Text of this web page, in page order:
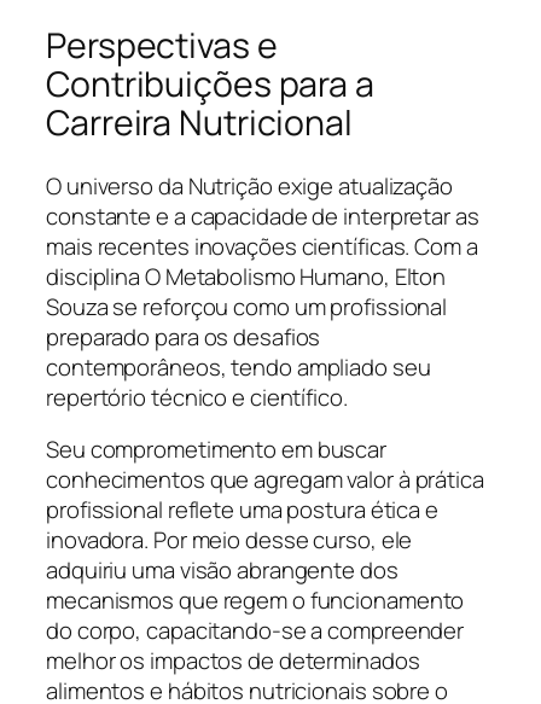
Perspectivas e
Contribuições para a
Carreira Nutricional
O universo da Nutrição exige atualização
constante e a capacidade de interpretar as
mais recentes inovações científicas. Com a
disciplina O Metabolismo Humano, Elton
Souza se reforçou como um profissional
preparado para os desafios
contemporâneos, tendo ampliado seu
repertório técnico e científico.
Seu comprometimento em buscar
conhecimentos que agregam valor à prática
profissional reflete uma postura ética e
inovadora. Por meio desse curso, ele
adquiriu uma visão abrangente dos
mecanismos que regem o funcionamento
do corpo, capacitando-se a compreender
melhor os impactos de determinados
alimentos e hábitos nutricionais sobre o